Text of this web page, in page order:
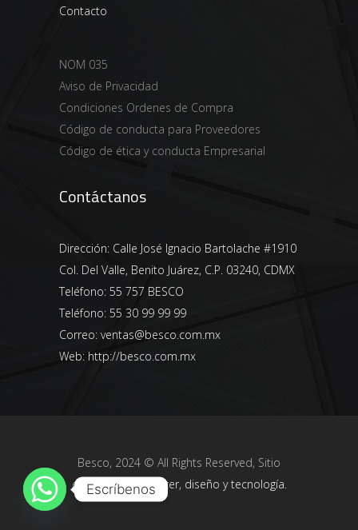
Contacto
NOM 035
Aviso de Privacidad
Condiciones Ordenes de Compra
Código de conducta para Proveedores
Código de ética y conducta Empresarial
Contáctanos
Dirección: Calle José Ignacio Bartolache #1910
Col. Del Valle, Benito Juárez, C.P. 03240, CDMX
Teléfono: 55 757 BESCO
Teléfono: 55 30 99 99 99
Correo: ventas@besco.com.mx
Web: http://besco.com.mx
Besco, 2024 © All Rights Reserved, Sitio
elaborado porFuzer, diseño y tecnología.
Escríbenos